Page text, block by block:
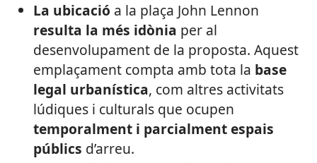
La ubicació a la plaça John Lennon
resulta la més idònia per al
desenvolupament de la proposta. Aquest
emplaçament compta amb tota la base
legal urbanística, com altres activitats
lúdiques i culturals que ocupen
temporalment i parcialment espais
públics d’arreu.